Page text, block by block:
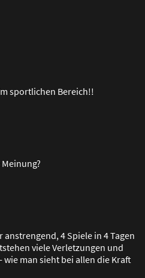
sportlichen Bereich!!
anstrengend, 4 Spiele in 4 Tagen
viele Verletzungen und
man sieht bei allen die Kraft